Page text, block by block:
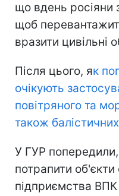
що вдень росіяни
щоб
вразити цивільні
Після цього, як
очікують
повітряного та
також
У ГУР
потрапити об'єкти
підприємства ВПК